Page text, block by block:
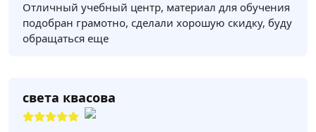
Отличный учебный центр, материал для обучения
подобран грамотно, сделали хорошую скидку, буду
обращаться еще
света квасова